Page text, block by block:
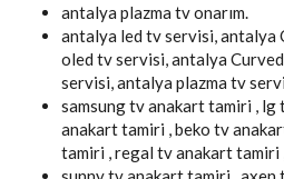
antalya plazma tv onarım.
antalya led tv servisi, antalya
oled tv servisi, antalya
servisi, antalya plazma tv
samsung tv anakart tamiri ,
anakart tamiri , beko tv
tamiri , regal tv anakart